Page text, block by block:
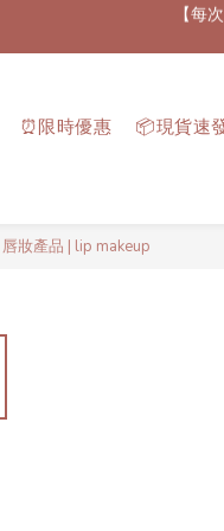
【最
【加速加速加速！
⏰限時優惠 📦現貨速
唇妝產品 | lip makeup